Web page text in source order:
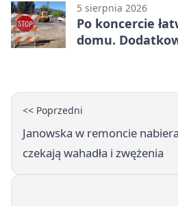
5 sierpnia 2026
Po koncercie
domu.
<< Poprzedni
Janowska w remoncie
czekają wahadła i zwężenia